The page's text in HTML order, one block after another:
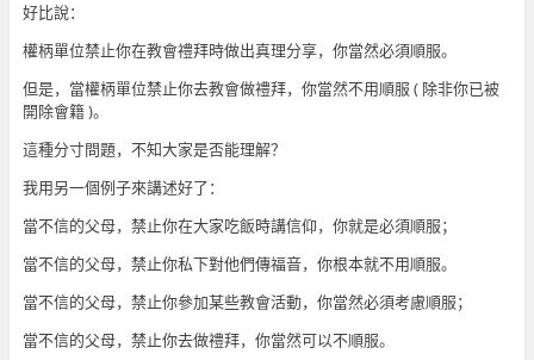
好比說：
權柄單位禁止你在教會禮拜時做出真理分享，你當然必須順服。
但是，當權柄單位禁止你去教會做禮拜，你當然不用順服 ( 除非你已被
開除會籍 )。
這種分寸問題，不知大家是否能理解？
我用另一個例子來講述好了：
當不信的父母，禁止你在大家吃飯時講信仰，你就是必須順服；
當不信的父母，禁止你私下對他們傳福音，你根本就不用順服。
當不信的父母，禁止你參加某些教會活動，你當然必須考慮順服；
當不信的父母，禁止你去做禮拜，你當然可以不順服。